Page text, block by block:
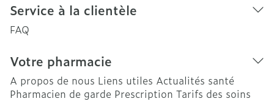
Service à la clientèle
FAQ
Votre pharmacie
A propos de nous Liens utiles Actualités santé
Pharmacien de garde Prescription Tarifs des soins